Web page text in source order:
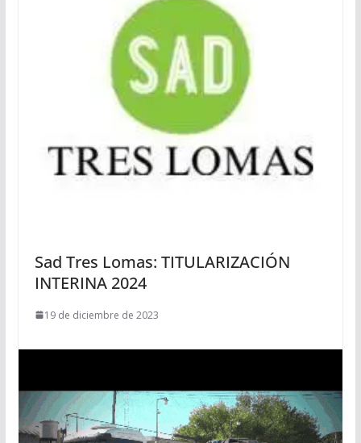
Sad Tres Lomas: TITULARIZACIÓN
INTERINA 2024
19 de diciembre de 2023